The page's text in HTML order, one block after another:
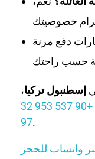
دفع مرنة
إسطنبول تركيا،
واتساب +90 537 953 32
97.
واتساب للحجز